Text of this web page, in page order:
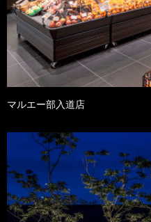
マルエー部入道店